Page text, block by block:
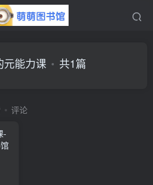
元能力课 共1篇
评论